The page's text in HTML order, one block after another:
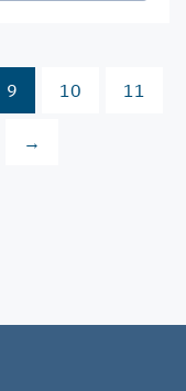
9 10 11
→